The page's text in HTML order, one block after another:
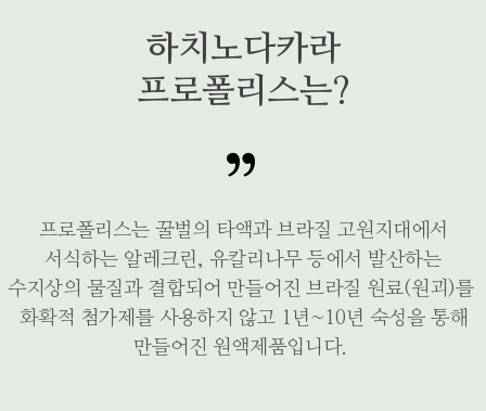
하치노다카라
프로폴리스는?
프로폴리스는 꿀벌의 타액과 브라질 고원지대에서
서식하는 알레크린, 유칼리나무 등에서 발산하는
수지상의 물질과 결합되어 만들어진 브라질 원료(원괴)를
화확적 첨가제를 사용하지 않고 1년~10년 숙성을 통해
만들어진 원액제품입니다.